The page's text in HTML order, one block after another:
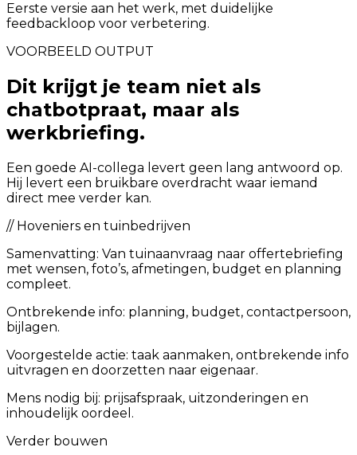
Eerste versie aan het werk, met duidelijke
feedbackloop voor verbetering.
VOORBEELD OUTPUT
Dit krijgt je team niet als
chatbotpraat, maar als
werkbriefing.
Een goede AI-collega levert geen lang antwoord op.
Hij levert een bruikbare overdracht waar iemand
direct mee verder kan.
// Hoveniers en tuinbedrijven
Samenvatting: Van tuinaanvraag naar offertebriefing
met wensen, foto’s, afmetingen, budget en planning
compleet.
Ontbrekende info: planning, budget, contactpersoon,
bijlagen.
Voorgestelde actie: taak aanmaken, ontbrekende info
uitvragen en doorzetten naar eigenaar.
Mens nodig bij: prijsafspraak, uitzonderingen en
inhoudelijk oordeel.
Verder bouwen